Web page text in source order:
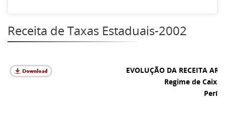
Receita de Taxas Estaduais-2002
EVOLUÇÃO DA RECEITA
Regime de Caixa